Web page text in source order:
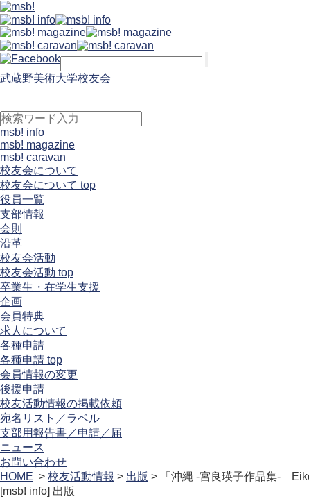
武蔵野美術大学校友会
msb! info
msb! magazine
msb! caravan
校友会について
校友会について top
役員一覧
支部情報
会則
沿革
校友会活動
校友会活動 top
卒業生・在学生支援
企画
会員特典
求人について
各種申請
各種申請 top
会員情報の変更
後援申請
校友活動情報の掲載依頼
宛名リスト／ラベル
支部用報告書／申請／届
ニュース
お問い合わせ
HOME > 校友活動情報 > 出版 > 「沖縄 -宮良瑛子作品集-
[msb! info] 出版